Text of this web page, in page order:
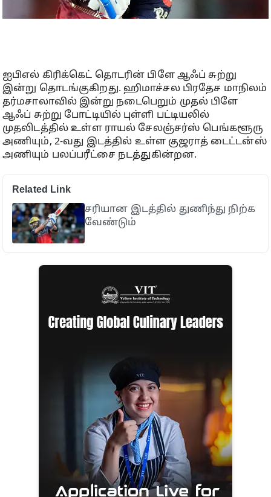
ஐபிஎல் கிரிக்கெட் தொடரின் பிளே ஆஃப் சுற்று
இன்று தொடங்குகிறது. ஹிமாச்சல பிரதேச மாநிலம்
தர்மசாலாவில் இன்று நடைபெறும் முதல் பிளே
ஆஃப் சுற்று போட்டியில் புள்ளி பட்டியலில்
முதலிடத்தில் உள்ள ராயல் சேலஞ்சர்ஸ் பெங்களூரு
அணியும், 2-வது இடத்தில் உள்ள குஜராத் டைட்டன்ஸ்
அணியும் பலப்பரீட்சை நடத்துகின்றன.
Related Link
சரியான இடத்தில் துணிந்து நிற்க
வேண்டும்